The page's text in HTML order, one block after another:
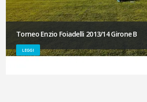
Torneo Enzio Foiadelli 2013/14 Girone B
LEGGI